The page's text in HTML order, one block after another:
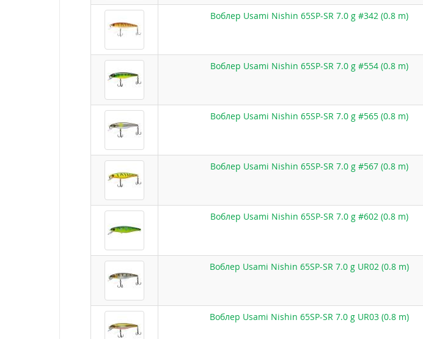
Воблер Usami Nishin 65SP-SR 7.0 g #342 (0.8 m)
Воблер Usami Nishin 65SP-SR 7.0 g #554 (0.8 m)
Воблер Usami Nishin 65SP-SR 7.0 g #565 (0.8 m)
Воблер Usami Nishin 65SP-SR 7.0 g #567 (0.8 m)
Воблер Usami Nishin 65SP-SR 7.0 g #602 (0.8 m)
Воблер Usami Nishin 65SP-SR 7.0 g UR02 (0.8 m)
Воблер Usami Nishin 65SP-SR 7.0 g UR03 (0.8 m)